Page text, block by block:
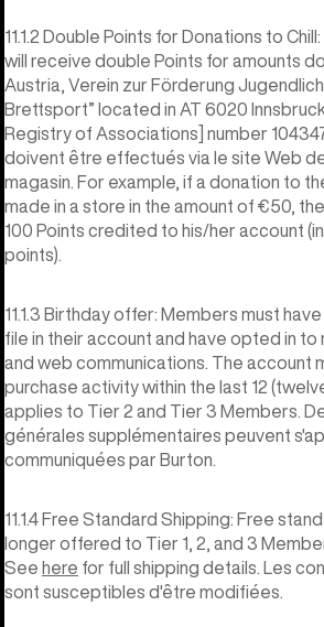
11.1.2 Double Points for Donations to
will receive double Points for amounts
Austria, Verein zur Förderung
Brettsport” located in AT 6020
Registry of Associations] number
doivent être effectués via le site Web
magasin. For example, if a donation to
made in a store in the amount of €50,
100 Points credited to his/her account
points).
11.1.3 Birthday offer: Members must
file in their account and have opted in
and web communications. The account
purchase activity within the last 12
applies to Tier 2 and Tier 3 Members.
générales supplémentaires peuvent
communiquées par Burton.
11.1.4 Free Standard Shipping: Free
longer offered to Tier 1, 2, and 3
See here for full shipping details. Les
sont susceptibles d'être modifiées.